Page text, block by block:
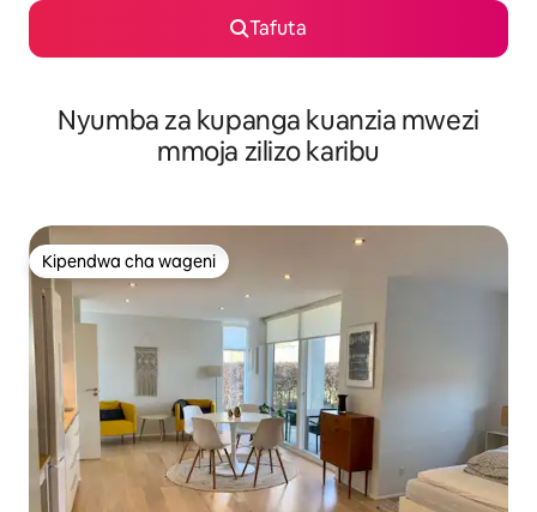
Tafuta
Nyumba za kupanga kuanzia mwezi
mmoja zilizo karibu
Kipendwa cha wageni
Kipendwa cha wageni